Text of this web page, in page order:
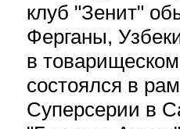
клуб "Зенит"
Ферганы,
в
состоялся в
Суперсерии в